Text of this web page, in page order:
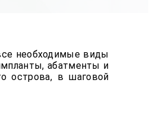
необходимые виды
абатменты и
острова, в шаговой